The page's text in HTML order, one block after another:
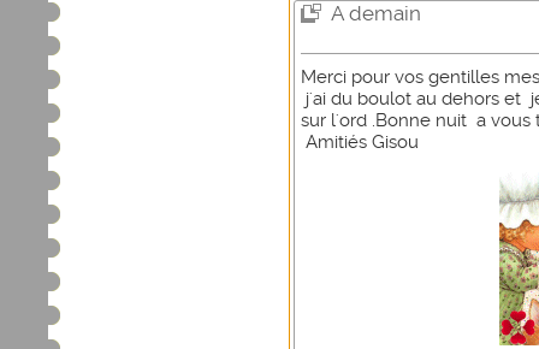
A demain
Merci pour vos gentilles
j'ai du boulot au dehors et
sur l'ord .Bonne nuit a vous
Amitiés Gisou